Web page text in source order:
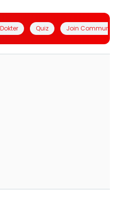
Quiz Join Community